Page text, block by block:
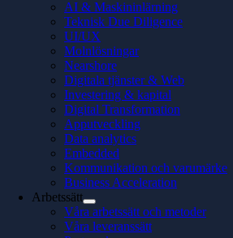
AI & Maskininlärning
Teknisk Due Diligence
UI/UX
Molnlösningar
Nearshore
Digitala tjänster & Web
Investering & kapital
Digital Transformation
Apputveckling
Data analytics
Embedded
Kommunikation och varumärke
Business Acceleration
Arbetssätt
Våra arbetssätt och metoder
Våra leveranssätt